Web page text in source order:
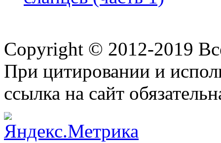
Copyright © 2012-2019
При цитировании и
ссылка на сайт